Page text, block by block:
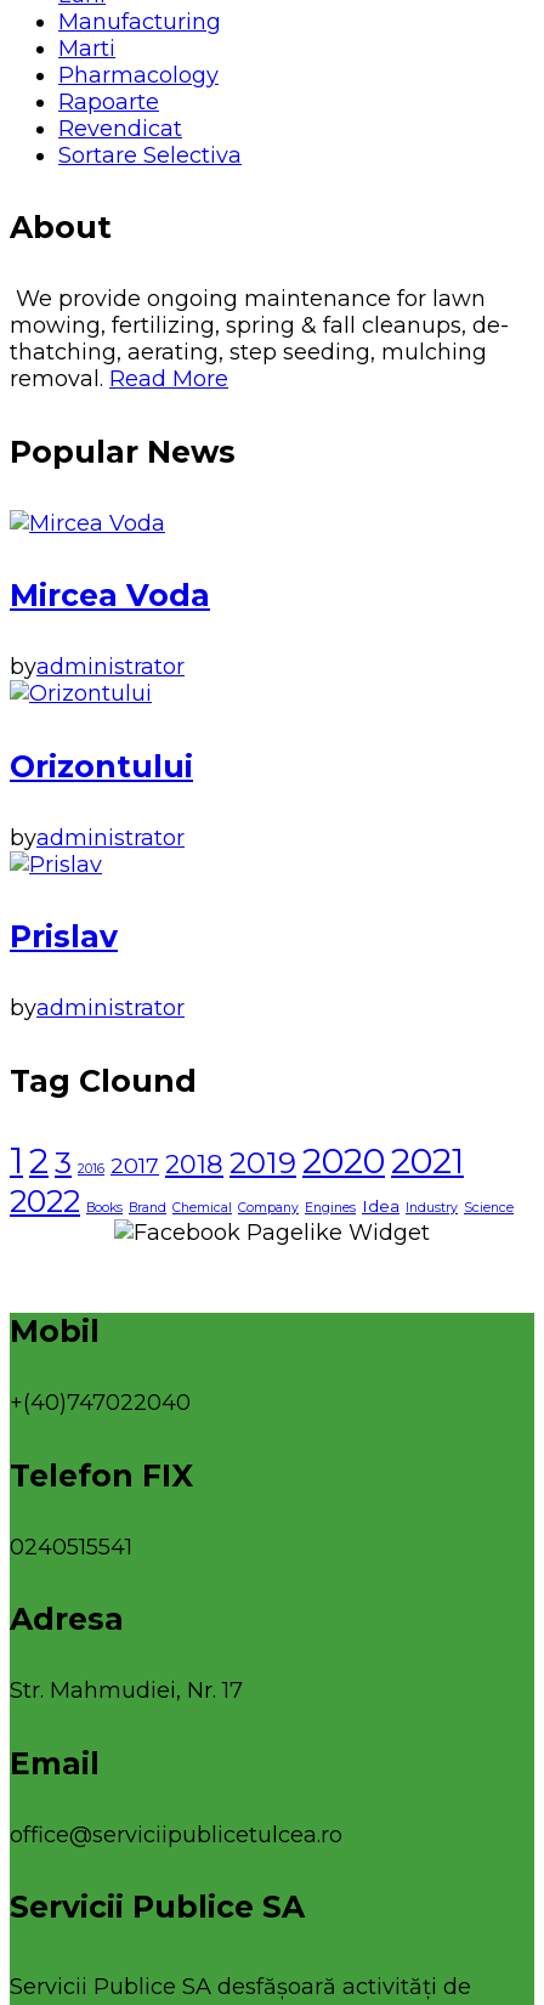
Manufacturing
Marti
Pharmacology
Rapoarte
Revendicat
Sortare Selectiva
About
We provide ongoing maintenance for lawn
mowing, fertilizing, spring & fall cleanups, de-
thatching, aerating, step seeding, mulching
removal. Read More
Popular News
Mircea Voda
byadministrator
Orizontului
byadministrator
Prislav
byadministrator
Tag Clound
1 2 3 2016 2017 2018 2019 20202021
2022 Books Brand Chemical Company Engines Idea Industry Science
Mobil
+(40)747022040
Telefon FIX
0240515541
Adresa
Str. Mahmudiei, Nr. 17
Email
office@serviciipublicetulcea.ro
Servicii Publice SA
Servicii Publice SA desfășoară activități de